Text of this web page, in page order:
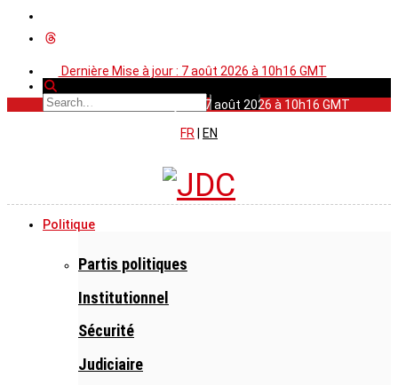
Dernière Mise à jour : 7 août 2026 à 10h16 GMT
Dernière Mise à jour : 7 août 2026 à 10h16 GMT
FR
EN
Politique
Partis politiques
Institutionnel
Sécurité
Judiciaire